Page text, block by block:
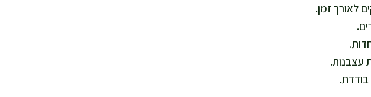
לאורך זמן.
עצבנות.
בודדת.